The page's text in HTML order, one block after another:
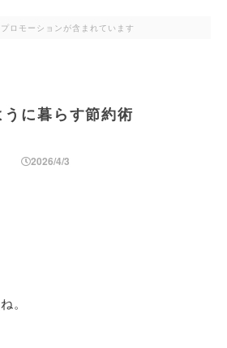
ロモーションが含まれています
うに暮らす節約術
2026/4/3
。